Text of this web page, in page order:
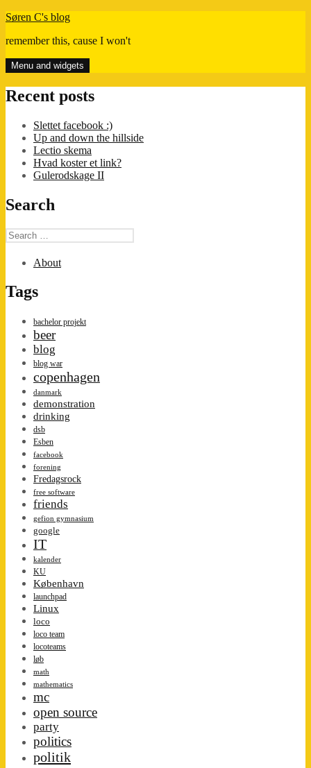
Skip
content
Søren C's blog
remember this, cause I won't
Menu and widgets
Recent posts
Slettet facebook :)
Up and down the hillside
Lectio skema
Hvad koster et link?
Gulerodskage II
Search
Search
for:
About
Tags
bachelor projekt
beer
blog
blog war
copenhagen
danmark
demonstration
drinking
dsb
Esben
facebook
forening
Fredagsrock
free software
friends
gefion gymnasium
google
IT
kalender
KU
København
launchpad
Linux
loco
loco team
locoteams
løb
math
mathematics
mc
open source
party
politics
politik